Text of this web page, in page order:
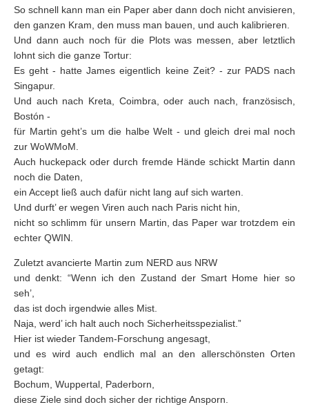
So schnell kann man ein Paper aber dann doch nicht anvisieren,
den ganzen Kram, den muss man bauen, und auch kalibrieren.
Und dann auch noch für die Plots was messen, aber letztlich
lohnt sich die ganze Tortur:
Es geht - hatte James eigentlich keine Zeit? - zur PADS nach
Singapur.
Und auch nach Kreta, Coimbra, oder auch nach, französisch,
Bostón -
für Martin geht’s um die halbe Welt - und gleich drei mal noch
zur WoWMoM.
Auch huckepack oder durch fremde Hände schickt Martin dann
noch die Daten,
ein Accept ließ auch dafür nicht lang auf sich warten.
Und durft’ er wegen Viren auch nach Paris nicht hin,
nicht so schlimm für unsern Martin, das Paper war trotzdem ein
echter QWIN.
Zuletzt avancierte Martin zum NERD aus NRW
und denkt: “Wenn ich den Zustand der Smart Home hier so
seh’,
das ist doch irgendwie alles Mist.
Naja, werd’ ich halt auch noch Sicherheitsspezialist.”
Hier ist wieder Tandem-Forschung angesagt,
und es wird auch endlich mal an den allerschönsten Orten
getagt:
Bochum, Wuppertal, Paderborn,
diese Ziele sind doch sicher der richtige Ansporn.